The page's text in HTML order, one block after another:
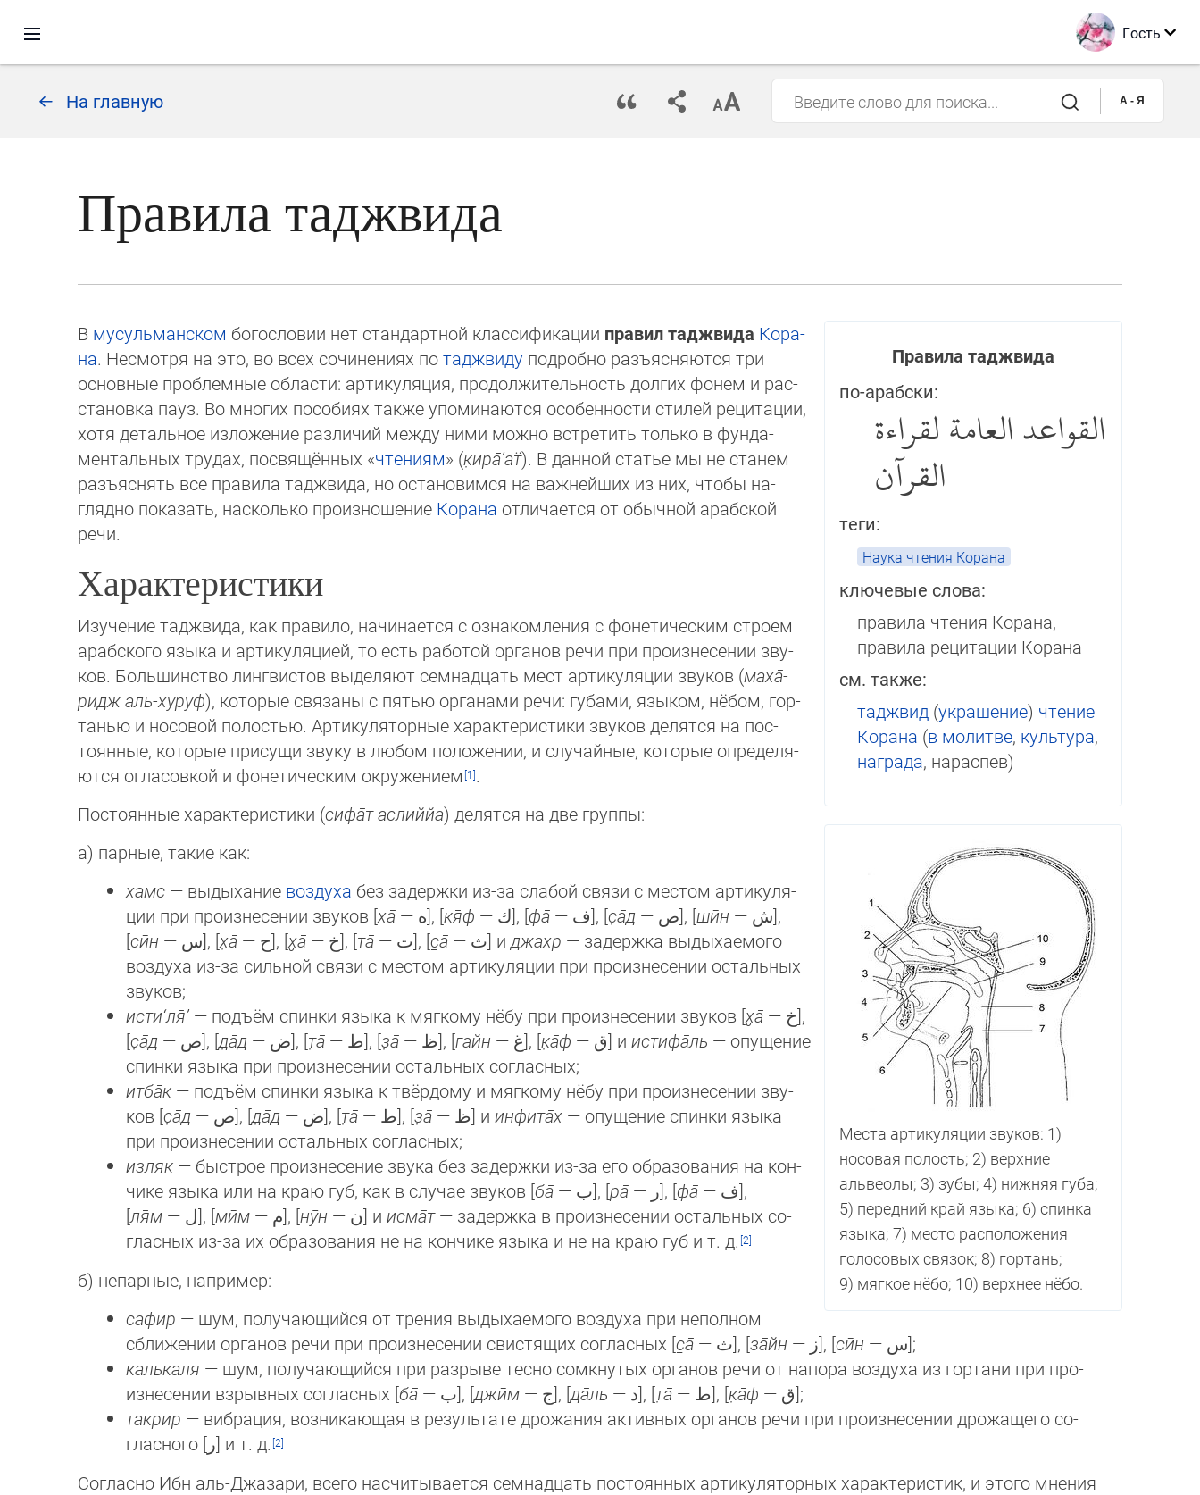
Гость
На главную A - Я
Правила таджвида
Правила таджвида
по-арабски:
القواعد العامة لقراءة
القرآن
теги:
Наука чтения Корана
ключевые слова:
правила чтения Корана,
правила рецитации Корана
см. также:
таджвид (украшение) чтение
Корана (в молитве, культура,
награда, нараспев)
В мусульманском богословии нет стандартной классификации правил таджвида Ко­ра­
на. Не­смотря на это, во всех сочинениях потаджвиду подробно разъясняются три
основные проблем­ные области: артикуля­ция, продолжительность долгих фонем и рас­
ста­новка пауз. Во многих пособиях также упоминаются особенности стилей ре­ци­та­ции,
хотя детальное изложение различий между ними можно встретить только в фун­да­
ментальных трудах, посвящённых «чтениям» (к̣ира̄’ат̈). В данной статье мы не ста­нем
разъяснять все правила таджвида, но остано­вимся на важнейших из них, что­бы на­
глядно показать, насколько произношение Корана отличается от обычной араб­ской
речи.
Характеристики
Изучение таджвида, как правило, начинается с ознакомления с фонетическим строем
арабского языка и артикуляцией, то есть работой органов речи при произнесении зву­
ков. Большинство лингвистов выделяют семнадцать мест артикуляции звуков (ма­ха̄­
ридж аль-ху­рyф), которые свя­за­ны с пятью органами речи: губами, языком, нё­бом, гор­
танью и носовой полостью. Артикуляторные характе­рис­ти­ки звуков делятся на пос­
тоянные, которые присущи звуку в любом положении, и случайные, которые опре­де­ля­
ют­ся огласовкой и фо­не­ти­чес­ким окружением
.
Места артикуляции звуков: 1)
носовая полость; 2) верхние
альвеолы; 3) зу­бы; 4) нижняя губа;
5) передний край язы­ка; 6) спинка
языка; 7) место рас­по­ло­же­ния
голосовых связок; 8) гор­тань;
9) мягкое нёбо; 10) верхнее нё­бо.
Постоянные характеристики (сифа̄т аслиййа) делятся на две группы:
а) парные, такие как:
хамс — выдыхание воздуха без задержки из-за слабой связи с местом ар­ти­ку­ля­
ции при про­из­не­се­нии звуков [ха̄ — ﻩ], [кя̄ф — ﻙ], [фа̄ — ﻑ], [с̣а̄д — ﺹ], [шӣн — ﺵ],
[сӣн — ﺱ], [х̣а̄ — ﺡ], [х̮а̄ — ﺥ], [та̄ — ﺕ], [с̱а̄ — ﺙ] и джахр — задержка выдыха­е­мо­го
воз­духа из-за сильной связи с местом артикуляции при произнесении остальных
зву­ков;
исти‘ля̄’ — подъём спинки языка к мягкому нёбу при произнесении звуков [х̮а̄ — ﺥ],
[с̣а̄д — ﺹ], [д̣а̄д — ﺽ], [т̣а̄ — ﻁ], [з̣а̄ — ﻅ], [гайн — ﻍ], [к̣а̄ф — ﻕ] и истифа̄ль — опущение
спинки языка при произнесении остальных согласных;
итба̄к — подъём спинки языка к твёрдому и мягкому нёбу при произнесении зву­
ков [с̣а̄д — ﺹ], [д̣а̄д — ﺽ], [т̣а̄ — ﻁ], [з̣а̄ — ﻅ] и инфита̄х — опущение спинки языка
при произнесении остальных согласных;
изляк — быстрое произнесение звука без задержки из-за его образования на кон­
чике языка или на краю губ, как в случае звуков [ба̄ — ﺏ], [ра̄ — ﺭ], [фа̄ — ﻑ],
[ля̄м — ﻝ], [мӣм — ﻡ], [нӯн — ﻥ] и исма̄т— задержка в про­из­не­се­нии остальных со­
глас­ных из-за их образования не на кончике языка и не на краю губ и т. д.
б) непарные, например:
сафир — шум, получающийся от трения выдыхаемого воздуха при не­пол­ном
сближении ор­га­нов речи при произнесении свистящих согласных [с̱а̄ — ﺙ], [за̄йн — ﺯ], [сӣн
— ﺱ];
калькаля — шум, получающийся при разрыве тесно сомкнутых органов речи от напора воз­ду­ха из гортани при про­
из­не­сении взрывных согласных [ба̄ — ﺏ], [джӣм — ﺝ], [да̄ль — ﺩ], [т̣а̄ — ﻁ], [к̣а̄ф
— ﻕ];
такрир — вибрация, возникающая в результате дрожания активных органов речи при произнесении дрожащего со­
глас­ного [ر] и т. д.
Согласно Ибн аль-Джазари, всего насчитывается семнадцать постоянных артикуляторных характеристик, и этого мнения